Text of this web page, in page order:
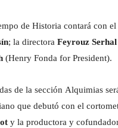
de Historia contará con
; la directora Feyrouz Serhal
(Henry Fonda for President).
de la sección Alquimias
que debutó con el
y la productora y